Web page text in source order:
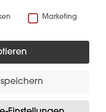
Marketing